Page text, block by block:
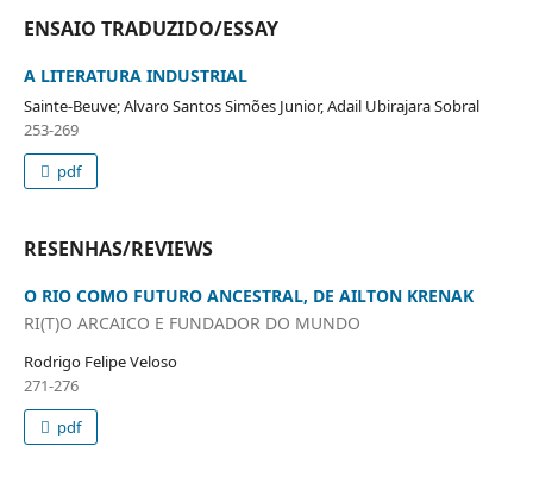
ENSAIO TRADUZIDO/ESSAY
A LITERATURA INDUSTRIAL
Sainte-Beuve; Alvaro Santos Simões Junior, Adail Ubirajara Sobral
253-269
pdf
RESENHAS/REVIEWS
O RIO COMO FUTURO ANCESTRAL, DE AILTON KRENAK
RI(T)O ARCAICO E FUNDADOR DO MUNDO
Rodrigo Felipe Veloso
271-276
pdf